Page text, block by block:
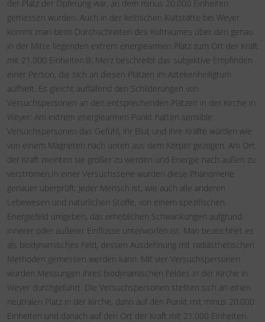
der Platz der Opferung war, an dem minus 20.000 Einheiten
gemessen wurden. Auch in der keltischen Kultstätte bei Weyer
kommt man beim Durchschreiten des Kultraumes über den genau
in der Mitte liegenden extrem energiearmen Platz zum Ort der Kraft
mit 21.000 Einheiten.B. Merz beschreibt das subjektive Empfinden
einer Person, die sich an diesen Plätzen im Aztekenheiligtum
aufhielt. Es gleicht auffallend den Schilderungen von
Versuchspersonen an den entsprechenden Plätzen in der Kirche in
Weyer: Am extrem energiearmen Punkt hatten sensible
Versuchspersonen das Gefühl, ihr Blut und ihre Kräfte würden wie
von einem Magneten nach unten aus dem Körper gezogen. Am Ort
der Kraft meinten sie größer zu werden und Energie nach außen zu
verströmen.In einer Versuchsserie wurden diese Phänomene
genauer überprüft: Jeder Mensch ist, wie auch alle anderen
Lebewesen und natürlichen Stoffe, von einem spezifischen
Energiefeld umgeben, das erheblichen Schwankungen aufgrund
innerer oder äußerer Einflüsse unterworfen ist. Man bezeichnet es
als biodynamisches Feld, dessen Ausdehnung mit radiästhetischen
Methoden gemessen werden kann. Mit vier Versuchspersonen
wurden Messungen ihres biodynamischen Feldes in der Kirche in
Weyer durchgeführt. Die Versuchspersonen stellten sich an einen
neutralen Platz in der Kirche, dann auf den Punkt mit minus 20.000
Einheiten und danach auf den Ort der Kraft mit 21.000 Einheiten.